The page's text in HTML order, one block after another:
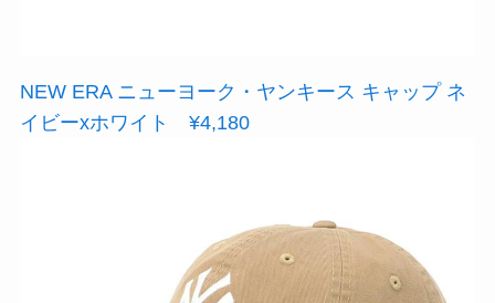
NEW ERA ニューヨーク・ヤンキース キャップ ネ
イビーxホワイト ¥4,180